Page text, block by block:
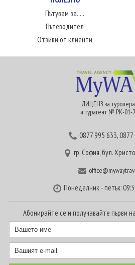
Пътувам за.....
Пътеводител
Отзиви от клиенти
ЛИЦЕНЗ за
и турагент № РК-01-
0877 995 633,0877
гр. София, бул.
Понеделник - петък:
Абонирайте се и получавайте първи